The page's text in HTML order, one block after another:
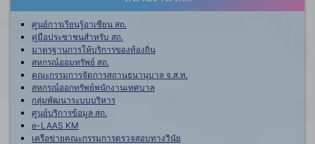
ศูนย์การเรียนรู้อาเซียน สถ.
คู่มือประชาชนสำหรับ สถ.
มาตรฐานการให้บริการของท้องถิ่น
สหกรณ์ออมทรัพย์ สถ.
คณะกรรมการจัดการสถานธนานุบาล จ.ส.ท.
สหกรณ์ออกทรัพย์พนักงานเทศบาล
กลุ่มพัฒนาระบบบริหาร
ศูนย์บริการข้อมูล สถ.
e-LAAS KM
เครือข่ายคณะกรรมการตรวจสอบทางวินัย